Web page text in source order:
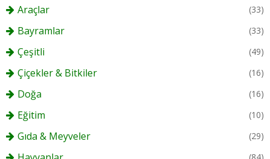
Araçlar (33)
Bayramlar (33)
Çeşitli (49)
Çiçekler & Bitkiler (16)
Doğa (16)
Eğitim (10)
Gıda & Meyveler (29)
(84)